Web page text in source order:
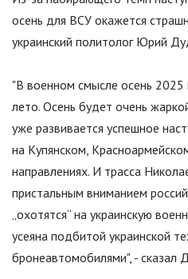
осень для ВСУ окажется
украинский политолог Юрий
"В военном смысле осень
лето. Осень будет очень
уже развивается успешное
на Купянском,
направлениях. И трасса
пристальным вниманием
„охотятся“ на украинскую
усеяна подбитой украинской
бронеавтомобилями", - сказал